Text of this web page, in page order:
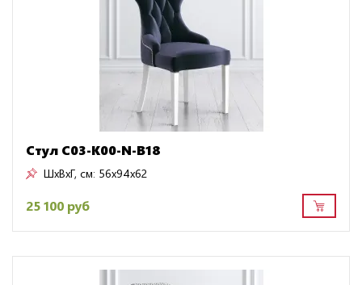
Стул C03-K00-N-B18
ШxВxГ, см: 56x94x62
25 100 руб